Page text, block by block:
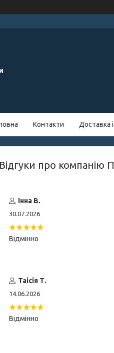
Контакти Доставка
Відгуки про компанію
Інна В.
30.07.2026
Відмінно
Таісія Т.
14.06.2026
Відмінно